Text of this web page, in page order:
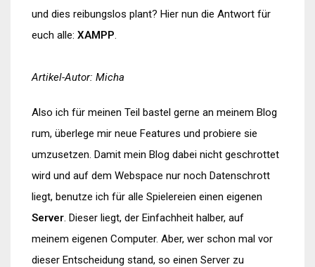
und dies reibungslos plant? Hier nun die Antwort für
euch alle: XAMPP.
Artikel-Autor: Micha
Also ich für meinen Teil bastel gerne an meinem Blog
rum, überlege mir neue Features und probiere sie
umzusetzen. Damit mein Blog dabei nicht geschrottet
wird und auf dem Webspace nur noch Datenschrott
liegt, benutze ich für alle Spielereien einen eigenen
Server. Dieser liegt, der Einfachheit halber, auf
meinem eigenen Computer. Aber, wer schon mal vor
dieser Entscheidung stand, so einen Server zu